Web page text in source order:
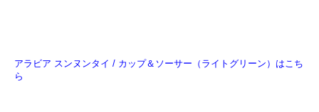
アラビア スンヌンタイ / カップ＆ソーサー（ライトグリーン）はこち
ら